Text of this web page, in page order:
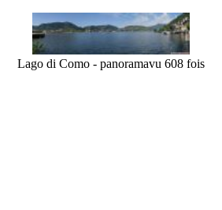
Lago di Como - panoramavu 608 fois